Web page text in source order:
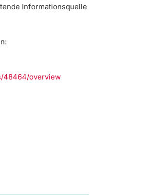
Informationsquelle
48464/overview